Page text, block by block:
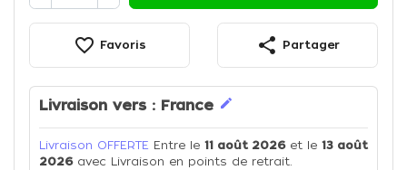
favorite_border Favoris share Partager
Livraison vers : France edit
Livraison OFFERTE Entre le 11 août 2026et le 13 août
2026avec Livraison en points de retrait.